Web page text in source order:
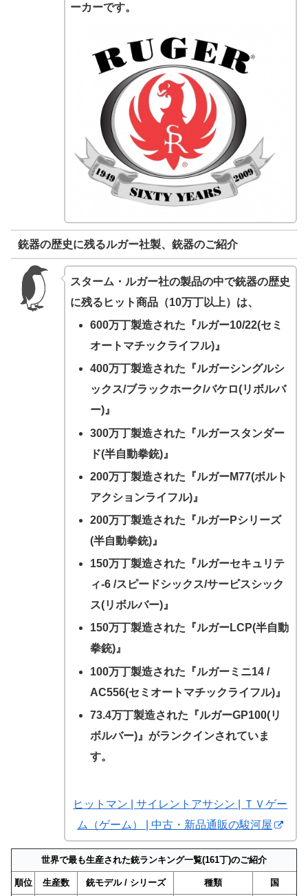
ーカーです。
銃器の歴史に残るルガー社製、銃器のご紹介
スターム・ルガー社の製品の中で銃器の歴史
に残るヒット商品（10万丁以上）は、
600万丁製造された『ルガー10/22(セミ
オートマチックライフル)』
400万丁製造された『ルガーシングルシ
ックス/ブラックホーク/バケロ(リボルバ
ー)』
300万丁製造された『ルガースタンダー
ド(半自動拳銃)』
200万丁製造された『ルガーM77(ボルト
アクションライフル)』
200万丁製造された『ルガーPシリーズ
(半自動拳銃)』
150万丁製造された『ルガーセキュリテ
ィ-6 /スピードシックス/サービスシック
ス(リボルバー)』
150万丁製造された『ルガーLCP(半自動
拳銃)』
100万丁製造された『ルガーミニ14 /
AC556(セミオートマチックライフル)』
73.4万丁製造された『ルガーGP100(リ
ボルバー)』がランクインされていま
す。
ヒットマン | サイレントアサシン | ＴＶゲー
ム（ゲーム） | 中古・新品通販の駿河屋
世界で最も生産された銃ランキング一覧(161丁)のご紹介
順位 生産数 銃モデル / シリーズ 種類 国